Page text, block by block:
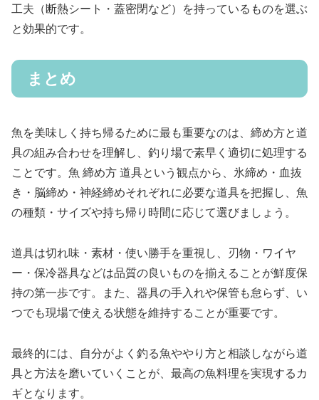
工夫（断熱シート・蓋密閉など）を持っているものを選ぶ
と効果的です。
まとめ
魚を美味しく持ち帰るために最も重要なのは、締め方と道
具の組み合わせを理解し、釣り場で素早く適切に処理する
ことです。魚 締め方 道具という観点から、氷締め・血抜
き・脳締め・神経締めそれぞれに必要な道具を把握し、魚
の種類・サイズや持ち帰り時間に応じて選びましょう。
道具は切れ味・素材・使い勝手を重視し、刃物・ワイヤ
ー・保冷器具などは品質の良いものを揃えることが鮮度保
持の第一歩です。また、器具の手入れや保管も怠らず、い
つでも現場で使える状態を維持することが重要です。
最終的には、自分がよく釣る魚ややり方と相談しながら道
具と方法を磨いていくことが、最高の魚料理を実現するカ
ギとなります。